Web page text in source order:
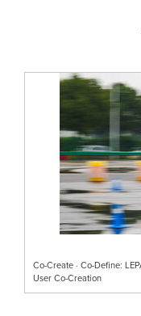
Co-Create · Co-Define:
User Co-Creation